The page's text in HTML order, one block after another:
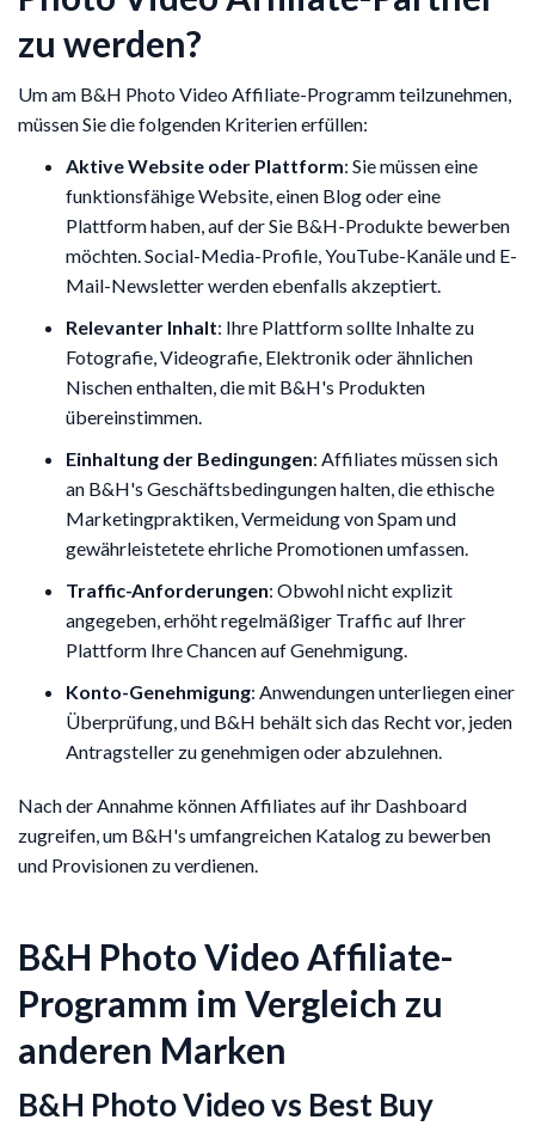
zu werden?
Um am B&H Photo Video Affiliate-Programm teilzunehmen,
müssen Sie die folgenden Kriterien erfüllen:
Aktive Website oder Plattform: Sie müssen eine
funktionsfähige Website, einen Blog oder eine
Plattform haben, auf der Sie B&H-Produkte bewerben
möchten. Social-Media-Profile, YouTube-Kanäle und E-
Mail-Newsletter werden ebenfalls akzeptiert.
Relevanter Inhalt: Ihre Plattform sollte Inhalte zu
Fotografie, Videografie, Elektronik oder ähnlichen
Nischen enthalten, die mit B&H's Produkten
übereinstimmen.
Einhaltung der Bedingungen: Affiliates müssen sich
an B&H's Geschäftsbedingungen halten, die ethische
Marketingpraktiken, Vermeidung von Spam und
gewährleistetete ehrliche Promotionen umfassen.
Traffic-Anforderungen: Obwohl nicht explizit
angegeben, erhöht regelmäßiger Traffic auf Ihrer
Plattform Ihre Chancen auf Genehmigung.
Konto-Genehmigung: Anwendungen unterliegen einer
Überprüfung, und B&H behält sich das Recht vor, jeden
Antragsteller zu genehmigen oder abzulehnen.
Nach der Annahme können Affiliates auf ihr Dashboard
zugreifen, um B&H's umfangreichen Katalog zu bewerben
und Provisionen zu verdienen.
B&H Photo Video Affiliate-
Programm im Vergleich zu
anderen Marken
B&H Photo Video vs Best Buy